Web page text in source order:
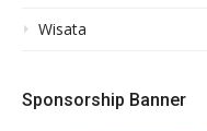
Wisata
Sponsorship Banner